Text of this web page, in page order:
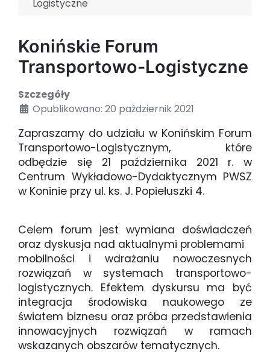
Logistyczne
Konińskie Forum
Transportowo-Logistyczne
Szczegóły
Opublikowano: 20 październik 2021
Zapraszamy do udziału w Konińskim Forum
Transportowo-Logistycznym, które
odbędzie się 21 października 2021 r. w
Centrum Wykładowo-Dydaktycznym PWSZ
w Koninie przy ul. ks. J. Popiełuszki 4.
Celem forum jest wymiana doświadczeń
oraz dyskusja nad aktualnymi problemami
mobilności i wdrażaniu nowoczesnych
rozwiązań w systemach transportowo-
logistycznych. Efektem dyskursu ma być
integracja środowiska naukowego ze
światem biznesu oraz próba przedstawienia
innowacyjnych rozwiązań w ramach
wskazanych obszarów tematycznych.